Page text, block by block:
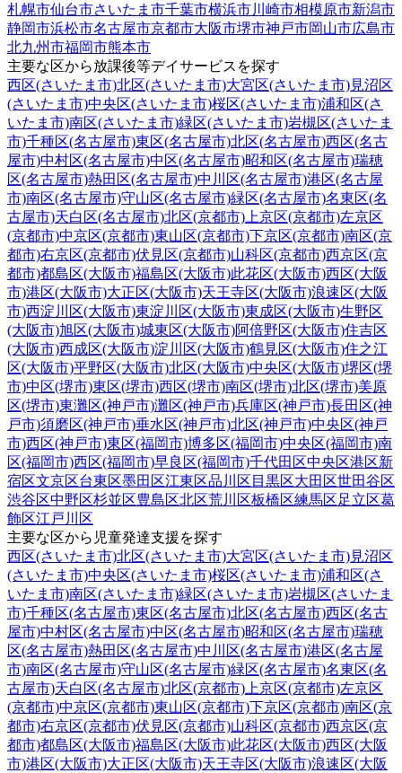
札幌市仙台市さいたま市千葉市横浜市川崎市相模原市新潟市
静岡市浜松市名古屋市京都市大阪市堺市神戸市岡山市広島市
北九州市福岡市熊本市
主要な区から放課後等デイサービスを探す
西区(さいたま市)北区(さいたま市)大宮区(さいたま市)見沼区
(さいたま市)中央区(さいたま市)桜区(さいたま市)浦和区(さ
いたま市)南区(さいたま市)緑区(さいたま市)岩槻区(さいたま
市)千種区(名古屋市)東区(名古屋市)北区(名古屋市)西区(名古
屋市)中村区(名古屋市)中区(名古屋市)昭和区(名古屋市)瑞穂
区(名古屋市)熱田区(名古屋市)中川区(名古屋市)港区(名古屋
市)南区(名古屋市)守山区(名古屋市)緑区(名古屋市)名東区(名
古屋市)天白区(名古屋市)北区(京都市) 上京区(京都市)左京区
(京都市)中京区(京都市)東山区(京都市)下京区(京都市)南区(京
都市)右京区(京都市)伏見区(京都市)山科区(京都市)西京区(京
都市)都島区(大阪市)福島区(大阪市)此花区(大阪市)西区(大阪
市)港区(大阪市)大正区(大阪市)天王寺区(大阪市)浪速区(大阪
市)西淀川区(大阪市)東淀川区(大阪市)東成区(大阪市)生野区
(大阪市)旭区(大阪市)城東区(大阪市)阿倍野区(大阪市)住吉区
(大阪市)西成区(大阪市)淀川区(大阪市)鶴見区(大阪市)住之江
区(大阪市)平野区(大阪市)北区(大阪市)中央区(大阪市)堺区(堺
市)中区(堺市)東区(堺市)西区(堺市)南区(堺市)北区(堺市)美原
区(堺市)東灘区(神戸市)灘区(神戸市)兵庫区(神戸市)長田区(神
戸市)須磨区(神戸市)垂水区(神戸市)北区(神戸市)中央区(神戸
市)西区(神戸市)東区(福岡市)博多区(福岡市)中央区(福岡市)南
区(福岡市)西区(福岡市)早良区(福岡市)千代田区中央区港区新
宿区文京区台東区墨田区江東区品川区 目黒区大田区世田谷区
渋谷区中野区杉並区豊島区北区荒川区板橋区練馬区足立区葛
飾区江戸川区
主要な区から児童発達支援を探す
西区(さいたま市)北区(さいたま市)大宮区(さいたま市)見沼区
(さいたま市)中央区(さいたま市)桜区(さいたま市)浦和区(さ
いたま市)南区(さいたま市)緑区(さいたま市)岩槻区(さいたま
市)千種区(名古屋市)東区(名古屋市)北区(名古屋市)西区(名古
屋市)中村区(名古屋市)中区(名古屋市)昭和区(名古屋市)瑞穂
区(名古屋市)熱田区(名古屋市)中川区(名古屋市)港区(名古屋
市)南区(名古屋市)守山区(名古屋市)緑区(名古屋市)名東区(名
古屋市)天白区(名古屋市)北区(京都市) 上京区(京都市)左京区
(京都市)中京区(京都市)東山区(京都市)下京区(京都市)南区(京
都市)右京区(京都市)伏見区(京都市)山科区(京都市)西京区(京
都市)都島区(大阪市)福島区(大阪市)此花区(大阪市)西区(大阪
市)港区(大阪市)大正区(大阪市)天王寺区(大阪市)浪速区(大阪